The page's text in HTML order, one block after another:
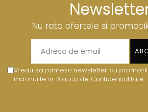
Nu rata ofertele si
Vreau sa primesc newsletter cu
mai multe in Politica de Confidentialitate